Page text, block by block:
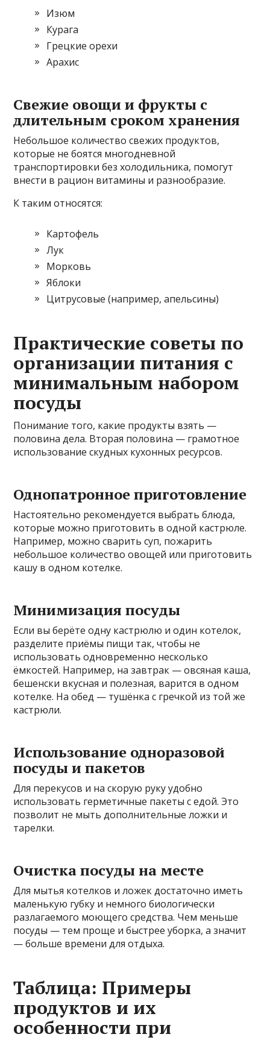
Изюм
Курага
Грецкие орехи
Арахис
Свежие овощи и фрукты с
длительным сроком хранения
Небольшое количество свежих продуктов,
которые не боятся многодневной
транспортировки без холодильника, помогут
внести в рацион витамины и разнообразие.
К таким относятся:
Картофель
Лук
Морковь
Яблоки
Цитрусовые (например, апельсины)
Практические советы по
организации питания с
минимальным набором
посуды
Понимание того, какие продукты взять —
половина дела. Вторая половина — грамотное
использование скудных кухонных ресурсов.
Однопатронное приготовление
Настоятельно рекомендуется выбрать блюда,
которые можно приготовить в одной кастрюле.
Например, можно сварить суп, пожарить
небольшое количество овощей или приготовить
кашу в одном котелке.
Минимизация посуды
Если вы берёте одну кастрюлю и один котелок,
разделите приёмы пищи так, чтобы не
использовать одновременно несколько
ёмкостей. Например, на завтрак — овсяная каша,
бешенски вкусная и полезная, варится в одном
котелке. На обед — тушёнка с гречкой из той же
кастрюли.
Использование одноразовой
посуды и пакетов
Для перекусов и на скорую руку удобно
использовать герметичные пакеты с едой. Это
позволит не мыть дополнительные ложки и
тарелки.
Очистка посуды на месте
Для мытья котелков и ложек достаточно иметь
маленькую губку и немного биологически
разлагаемого моющего средства. Чем меньше
посуды — тем проще и быстрее уборка, а значит
— больше времени для отдыха.
Таблица: Примеры
продуктов и их
особенности при